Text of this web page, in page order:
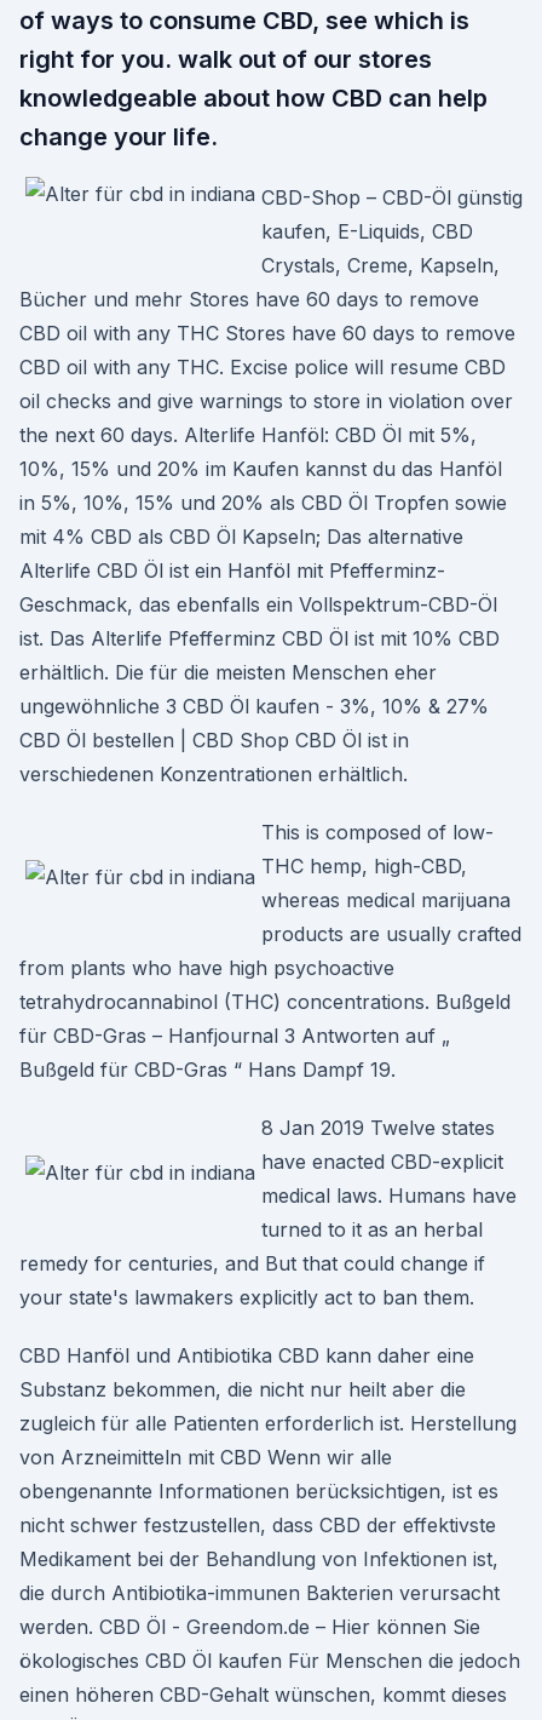
of ways to consume CBD, see which is
right for you. walk out of our stores
knowledgeable about how CBD can help
change your life.
CBD-Shop – CBD-Öl günstig
kaufen, E-Liquids, CBD
Crystals, Creme, Kapseln,
Bücher und mehr Stores have 60 days to remove
CBD oil with any THC Stores have 60 days to remove
CBD oil with any THC. Excise police will resume CBD
oil checks and give warnings to store in violation over
the next 60 days. Alterlife Hanföl: CBD Öl mit 5%,
10%, 15% und 20% im Kaufen kannst du das Hanföl
in 5%, 10%, 15% und 20% als CBD Öl Tropfen sowie
mit 4% CBD als CBD Öl Kapseln; Das alternative
Alterlife CBD Öl ist ein Hanföl mit Pfefferminz-
Geschmack, das ebenfalls ein Vollspektrum-CBD-Öl
ist. Das Alterlife Pfefferminz CBD Öl ist mit 10% CBD
erhältlich. Die für die meisten Menschen eher
ungewöhnliche 3 CBD Öl kaufen - 3%, 10% & 27%
CBD Öl bestellen | CBD Shop CBD Öl ist in
verschiedenen Konzentrationen erhältlich.
This is composed of low-
THC hemp, high-CBD,
whereas medical marijuana
products are usually crafted
from plants who have high psychoactive
tetrahydrocannabinol (THC) concentrations. Bußgeld
für CBD-Gras – Hanfjournal 3 Antworten auf „
Bußgeld für CBD-Gras “ Hans Dampf 19.
8 Jan 2019 Twelve states
have enacted CBD-explicit
medical laws. Humans have
turned to it as an herbal
remedy for centuries, and But that could change if
your state's lawmakers explicitly act to ban them.
CBD Hanföl und Antibiotika CBD kann daher eine
Substanz bekommen, die nicht nur heilt aber die
zugleich für alle Patienten erforderlich ist. Herstellung
von Arzneimitteln mit CBD Wenn wir alle
obengenannte Informationen berücksichtigen, ist es
nicht schwer festzustellen, dass CBD der effektivste
Medikament bei der Behandlung von Infektionen ist,
die durch Antibiotika-immunen Bakterien verursacht
werden. CBD Öl - Greendom.de – Hier können Sie
ökologisches CBD Öl kaufen Für Menschen die jedoch
einen höheren CBD-Gehalt wünschen, kommt dieses